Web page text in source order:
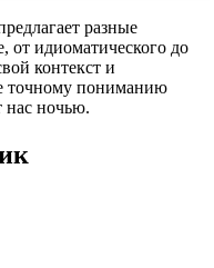
разные
от идиоматического до
контекст и
точному пониманию
нас ночью.